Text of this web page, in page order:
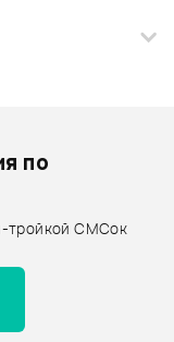
по
тройкой СМСок